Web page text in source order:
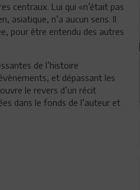
centraux. Lui qui «n’était pas
asiatique, n’a aucun sens. Il
pour être entendu des autres
de l’histoire
et dépassant les
le revers d’un récit
dans le fonds de l’auteur et